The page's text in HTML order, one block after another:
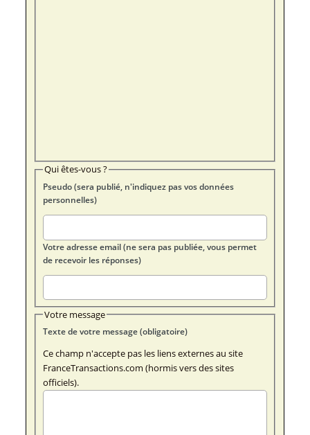
Qui êtes-vous ?
Pseudo (sera publié, n'indiquez pas vos données
personnelles)
Votre adresse email (ne sera pas publiée, vous permet
de recevoir les réponses)
Votre message
Texte de votre message (obligatoire)
Ce champ n'accepte pas les liens externes au site
FranceTransactions.com (hormis vers des sites
officiels).